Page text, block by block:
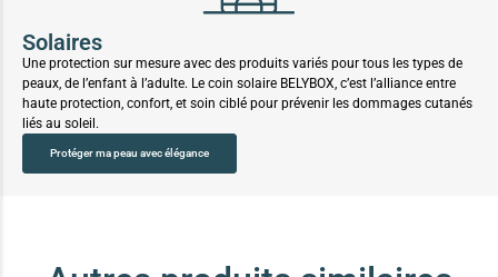
Solaires
Une protection sur mesure avec des produits variés pour tous les types de
peaux, de l’enfant à l’adulte. Le coin solaire BELYBOX, c’est l’alliance entre
haute protection, confort, et soin ciblé pour prévenir les dommages cutanés
liés au soleil.
Protéger ma peau avec élégance